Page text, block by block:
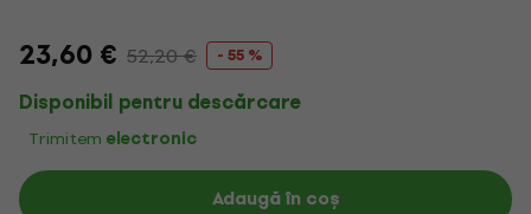
23,60 € 52,20 € - 55 %
Disponibil pentru descărcare
Trimitem electronic
Adaugă în coș